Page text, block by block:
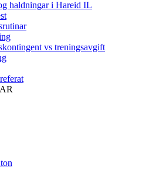
haldningar i Hareid IL
vs treningsavgift